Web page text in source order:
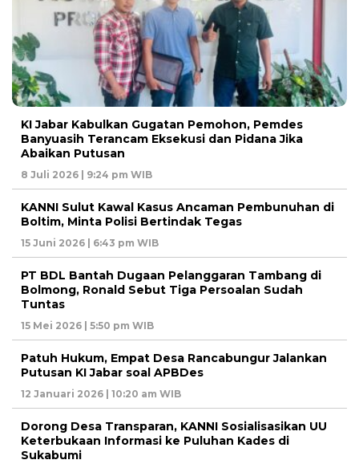
KI Jabar Kabulkan Gugatan Pemohon, Pemdes
Banyuasih Terancam Eksekusi dan Pidana Jika
Abaikan Putusan
8 Juli 2026 | 9:24 pm WIB
KANNI Sulut Kawal Kasus Ancaman Pembunuhan di
Boltim, Minta Polisi Bertindak Tegas
15 Juni 2026 | 6:43 pm WIB
PT BDL Bantah Dugaan Pelanggaran Tambang di
Bolmong, Ronald Sebut Tiga Persoalan Sudah
Tuntas
15 Mei 2026 | 5:50 pm WIB
Patuh Hukum, Empat Desa Rancabungur Jalankan
Putusan KI Jabar soal APBDes
12 Januari 2026 | 10:20 am WIB
Dorong Desa Transparan, KANNI Sosialisasikan UU
Keterbukaan Informasi ke Puluhan Kades di
Sukabumi